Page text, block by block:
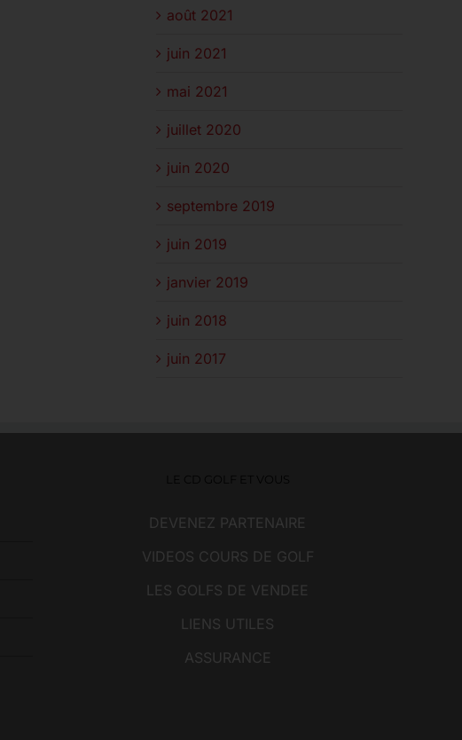
août 2021
juin 2021
mai 2021
juillet 2020
juin 2020
septembre 2019
juin 2019
janvier 2019
juin 2018
juin 2017
DEVENEZ PARTENAIRE
VIDEOS COURS DE GOLF
LES GOLFS DE VENDEE
LIENS UTILES
ASSURANCE